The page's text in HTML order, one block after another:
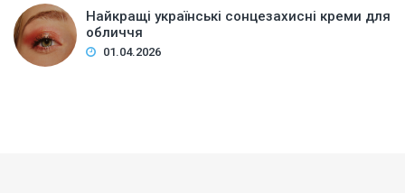
Найкращі українські сонцезахисні креми для
обличчя
01.04.2026